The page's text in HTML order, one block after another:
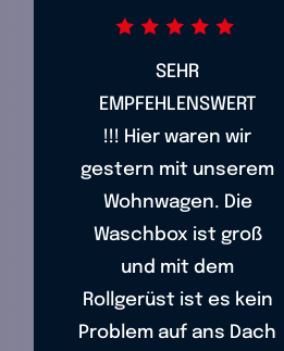
SEHR
EMPFEHLENSWERT
!!! Hier waren wir
gestern mit unserem
Wohnwagen. Die
Waschbox ist groß
und mit dem
Rollgerüst ist es kein
Problem auf ans Dach